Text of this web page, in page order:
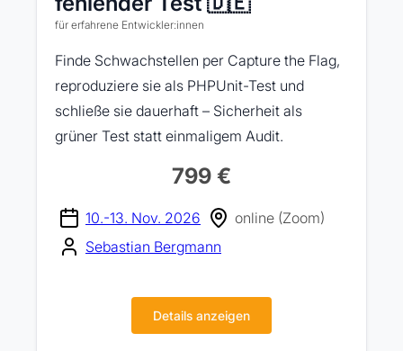
für erfahrene Entwickler:innen
Finde Schwachstellen per Capture the Flag,
reproduziere sie als PHPUnit-Test und
schließe sie dauerhaft – Sicherheit als
grüner Test statt einmaligem Audit.
799 €
10.-13. Nov. 2026
online (Zoom)
Sebastian Bergmann
Details anzeigen